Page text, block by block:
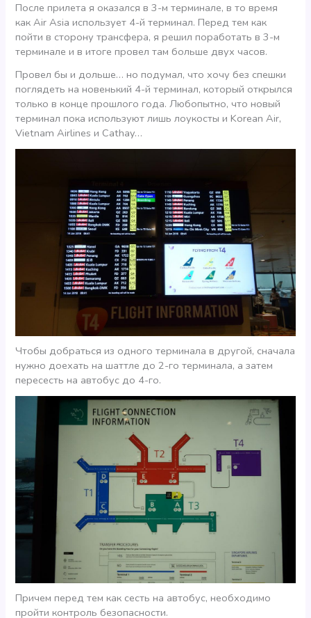
После прилета я оказался в 3-м терминале, в то время
как Air Asia использует 4-й терминал. Перед тем как
пойти в сторону трансфера, я решил поработать в 3-м
терминале и в итоге провел там больше двух часов.
Провел бы и дольше… но подумал, что хочу без спешки
поглядеть на новенький 4-й терминал, который открылся
только в конце прошлого года. Любопытно, что новый
терминал пока используют лишь лоукосты и Korean Air,
Vietnam Airlines и Cathay…
Чтобы добраться из одного терминала в другой, сначала
нужно доехать на шаттле до 2-го терминала, а затем
пересесть на автобус до 4-го.
Причем перед тем как сесть на автобус, необходимо
пройти контроль безопасности.